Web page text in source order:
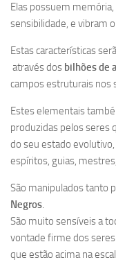
Elas possuem
sensibilidade, e vibram
Estas características
através dos bilhões de
campos estruturais nos
Estes elementais
produzidas pelos seres
do seu estado
espíritos, guias,
São manipulados tanto
Negros.
São muito sensíveis a
vontade firme dos
que estão acima na